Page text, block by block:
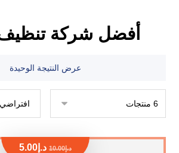
أفضل شركة تنظيف
عرض النتيجة الوحيدة
د.إ10.00 د.إ 5.00